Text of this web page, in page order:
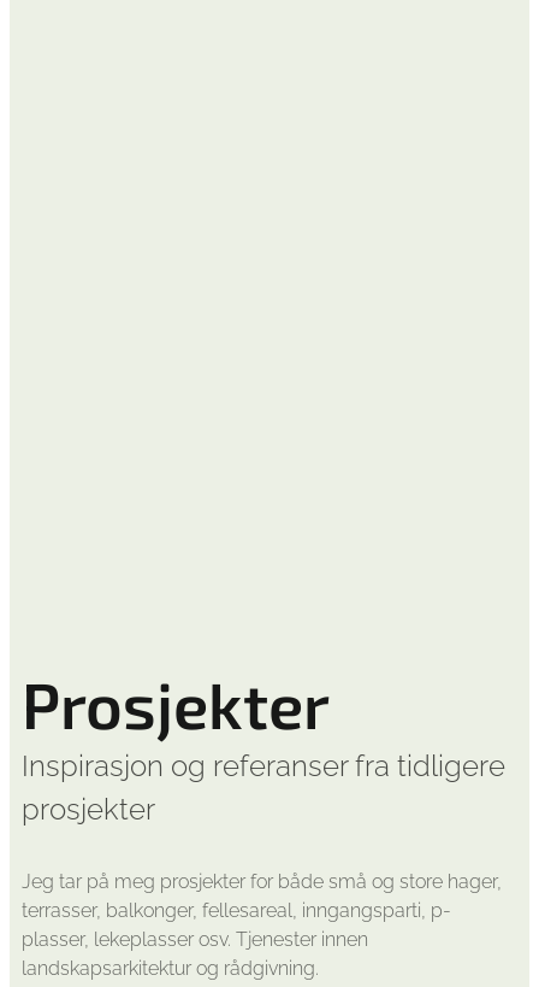
Prosjekter
Inspirasjon og referanser fra tidligere
prosjekter
Jeg tar på meg prosjekter for både små og store hager,
terrasser, balkonger, fellesareal, inngangsparti, p-
plasser, lekeplasser osv. Tjenester innen
landskapsarkitektur og rådgivning.